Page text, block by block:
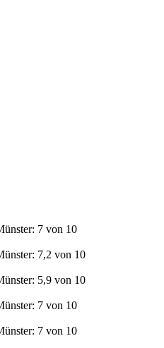
7 von 10
7,2 von 10
5,9 von 10
7 von 10
7 von 10